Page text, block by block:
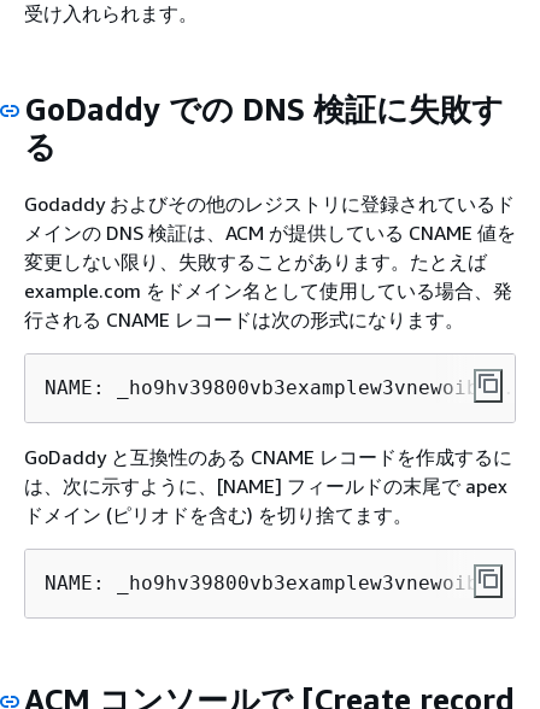
受け入れられます。
GoDaddy での DNS 検証に失敗す
る
Godaddy およびその他のレジストリに登録されているド
メインの DNS 検証は、ACM が提供している CNAME 値を
変更しない限り、失敗することがあります。たとえば
example.com をドメイン名として使用している場合、発
行される CNAME レコードは次の形式になります。
NAME:
GoDaddy と互換性のある CNAME レコードを作成するに
は、次に示すように、[NAME] フィールドの末尾で apex
ドメイン (ピリオドを含む) を切り捨てます。
NAME:
ACM コンソールで [Create record